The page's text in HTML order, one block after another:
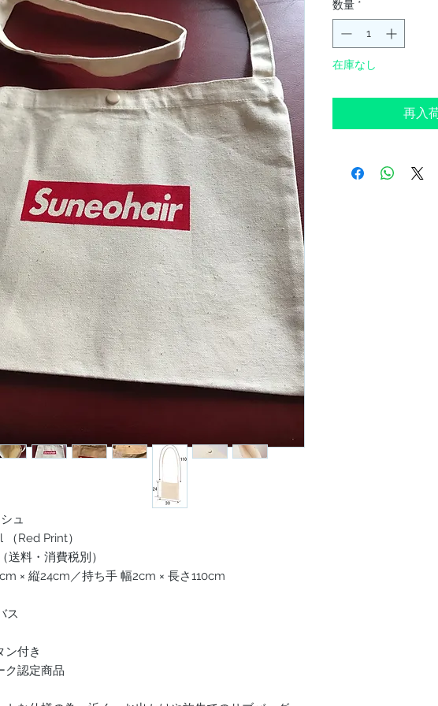
ュ
Red Print）
送料・消費税別）
× 縦24cm／持ち手 幅2cm × 長さ110cm
ス
付き
ク認定商品
数量 *
在庫なし
再入